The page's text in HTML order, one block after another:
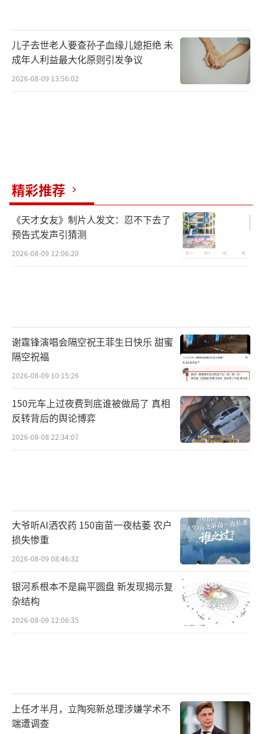
儿子去世老人要查孙子血缘儿媳拒绝 未
成年人利益最大化原则引发争议
2026-08-09 13:56:02
精彩推荐
《天才女友》制片人发文：忍不下去了
预告式发声引猜测
2026-08-09 12:06:20
谢霆锋演唱会隔空祝王菲生日快乐 甜蜜
隔空祝福
2026-08-09 10:15:26
150元车上过夜费到底谁被做局了 真相
反转背后的舆论博弈
2026-08-08 22:34:07
大爷听AI洒农药 150亩苗一夜枯萎 农户
损失惨重
2026-08-09 08:46:32
银河系根本不是扁平圆盘 新发现揭示复
杂结构
2026-08-09 12:06:35
上任才半月，立陶宛新总理涉嫌学术不
端遭调查